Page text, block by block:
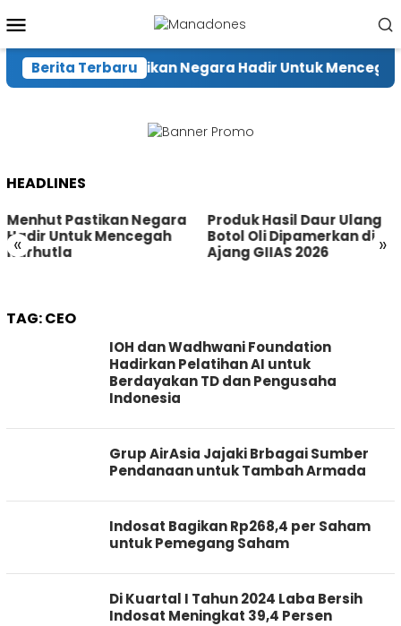
ke
kontenMobile
Berita Terbaru
Menhut Pastikan Negara Hadir Untuk Mencegah
HEADLINES
« »
Menhut Pastikan Negara
Hadir Untuk Mencegah
Karhutla
Produk Hasil Daur Ulang
Botol Oli Dipamerkan di
Ajang GIIAS 2026
TAG:CEO
IOH dan Wadhwani Foundation
Hadirkan Pelatihan AI untuk
Berdayakan TD dan Pengusaha
Indonesia
Grup AirAsia Jajaki Brbagai Sumber
Pendanaan untuk Tambah Armada
Indosat Bagikan Rp268,4 per Saham
untuk Pemegang Saham
Di Kuartal I Tahun 2024 Laba Bersih
Indosat Meningkat 39,4 Persen